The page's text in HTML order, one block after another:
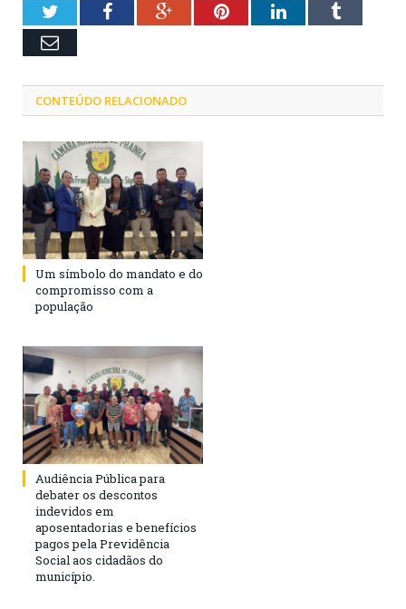
TwitterFacebookGoogle+PinterestLinkedInTumblr
Email
CONTEÚDO RELACIONADO
Um símbolo do mandato e do
compromisso com a
população
Audiência Pública para
debater os descontos
indevidos em
aposentadorias e benefícios
pagos pela Previdência
Social aos cidadãos do
município.